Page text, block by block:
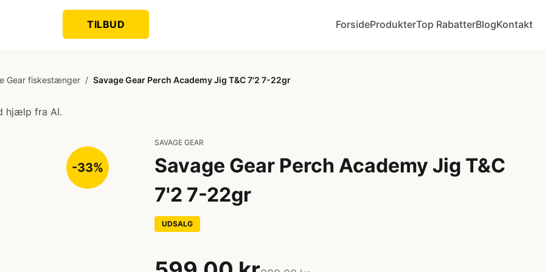
TILBUD ForsideProdukterTop RabatterBlogKontakt
Gear fiskestænger / Savage Gear Perch Academy Jig T&C 7'2 7-22gr
hjælp fra AI.
-33%
SAVAGE GEAR
Savage Gear Perch Academy Jig T&C
7'2 7-22gr
UDSALG